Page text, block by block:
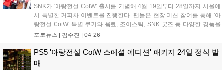
SNK가 '아랑전설 CotW' 출시를 기념해 4월 19일부터 28일까지 서울에
서 특별한 커피차 이벤트를 진행한다. 팬들은 현장 미션 참여를 통해 '아
랑전설 CotW' 특별 쿠키와 음료, 조이스틱, SNK 굿즈 등 다양한 경품을
받을 수 있다. 굿즈는 아크릴 스탠드, 뱃지, 티셔츠 등으로 구성됐다....
포토뉴스 | 김수진 04-26
PS5 '아랑전설 CotW 스페셜 에디션' 패키지 24일 정식 발
매